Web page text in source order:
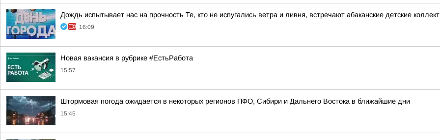
Дождь испытывает нас на прочность Те, кто не испугались ветра и ливня, встречают абаканские детские
16:09
Новая вакансия в рубрике #ЕстьРабота
15:57
Штормовая погода ожидается в некоторых регионов ПФО, Сибири и Дальнего Востока в ближайшие дни
15:45